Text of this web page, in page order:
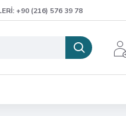
+90 (216) 576 39 78